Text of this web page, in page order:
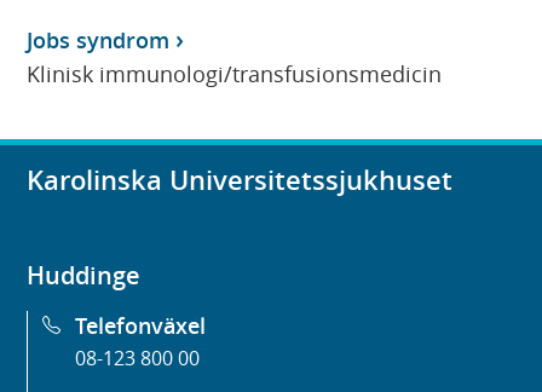
Jobs syndrom
Klinisk immunologi/transfusionsmedicin
Karolinska Universitetssjukhuset
Huddinge
Telefonväxel
08-123 800 00